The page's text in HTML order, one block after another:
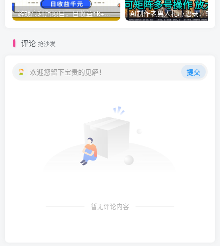
游戏高利润项目，日收益1k+，全自动，无需值守，解放双手，小白轻松上手【揭秘】
评论 抢沙发
欢迎您留下宝贵的见解！ 提交
暂无评论内容